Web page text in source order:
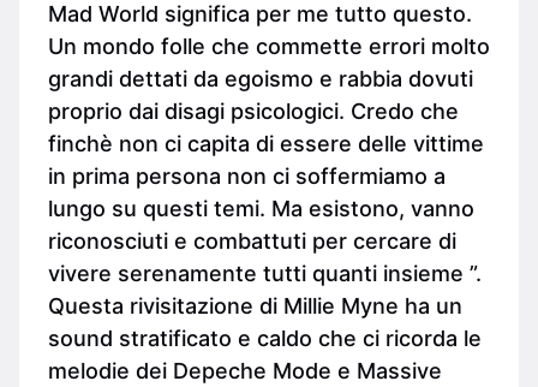
Mad World significa per me tutto questo.
Un mondo folle che commette errori molto
grandi dettati da egoismo e rabbia dovuti
proprio dai disagi psicologici. Credo che
finchè non ci capita di essere delle vittime
in prima persona non ci soffermiamo a
lungo su questi temi. Ma esistono, vanno
riconosciuti e combattuti per cercare di
vivere serenamente tutti quanti insieme ”.
Questa rivisitazione di Millie Myne ha un
sound stratificato e caldo che ci ricorda le
melodie dei Depeche Mode e Massive